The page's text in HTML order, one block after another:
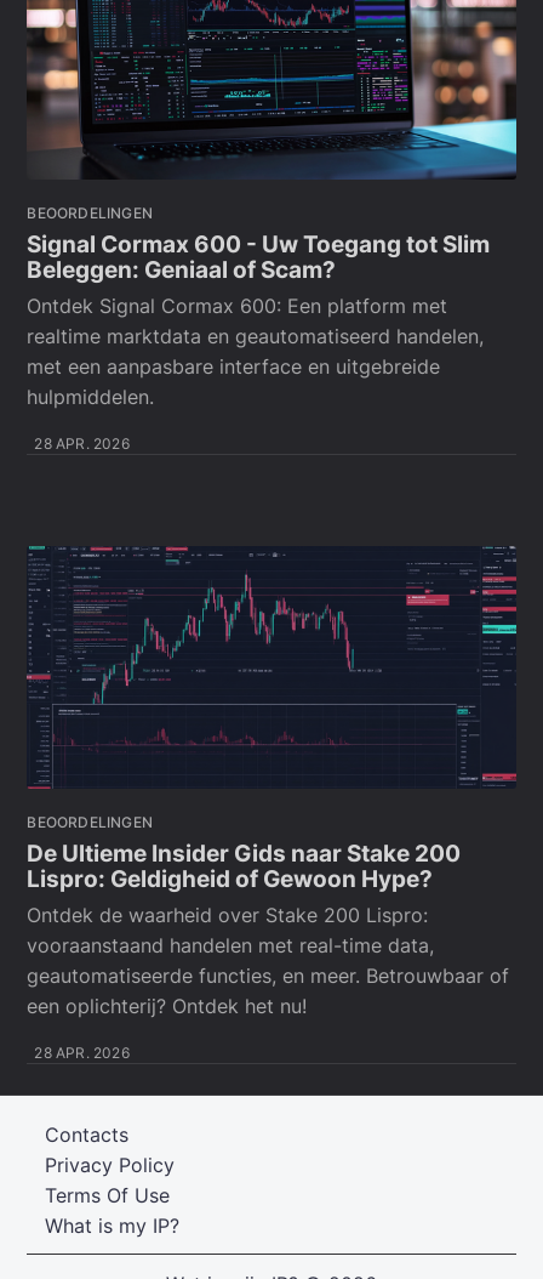
BEOORDELINGEN
Signal Cormax 600 - Uw Toegang tot Slim
Beleggen: Geniaal of Scam?
Ontdek Signal Cormax 600: Een platform met
realtime marktdata en geautomatiseerd handelen,
met een aanpasbare interface en uitgebreide
hulpmiddelen.
28 APR. 2026
BEOORDELINGEN
De Ultieme Insider Gids naar Stake 200
Lispro: Geldigheid of Gewoon Hype?
Ontdek de waarheid over Stake 200 Lispro:
vooraanstaand handelen met real-time data,
geautomatiseerde functies, en meer. Betrouwbaar of
een oplichterij? Ontdek het nu!
28 APR. 2026
What is my IP?
Terms Of Use
Privacy Policy
Contacts